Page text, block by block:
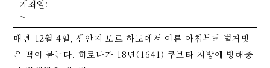
개최일:
~
매년 12월 4일, 센안지 보로 하도에서 이른 아침부터 벌거벗
은 떡이 붙는다. 히로나가 18년(1641) 쿠보타 지방에 병해충